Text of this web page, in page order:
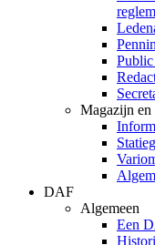
Magazijn en
DAF
Algemeen
Een